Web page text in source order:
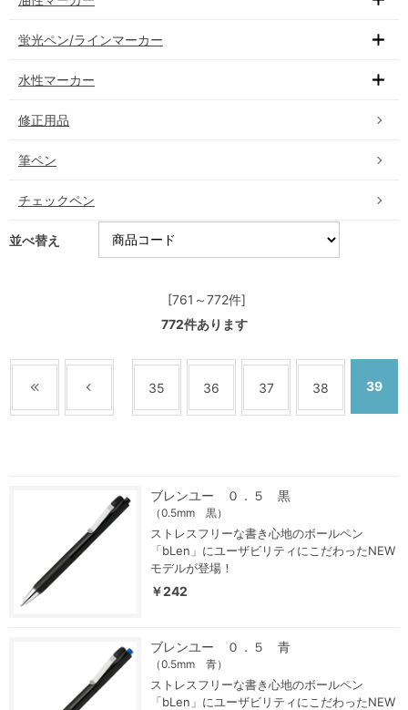
蛍光ペン/ラインマーカー
水性マーカー
修正用品
筆ペン
チェックペン
並べ替え
[761～772件]
772件あります
35 36 37 38 39
ブレンユー ０．５ 黒
（0.5mm 黒）
ストレスフリーな書き心地のボールペン
「bLen」にユーザビリティにこだわったNEW
モデルが登場！
￥242
ブレンユー ０．５ 青
（0.5mm 青）
ストレスフリーな書き心地のボールペン
「bLen」にユーザビリティにこだわったNEW